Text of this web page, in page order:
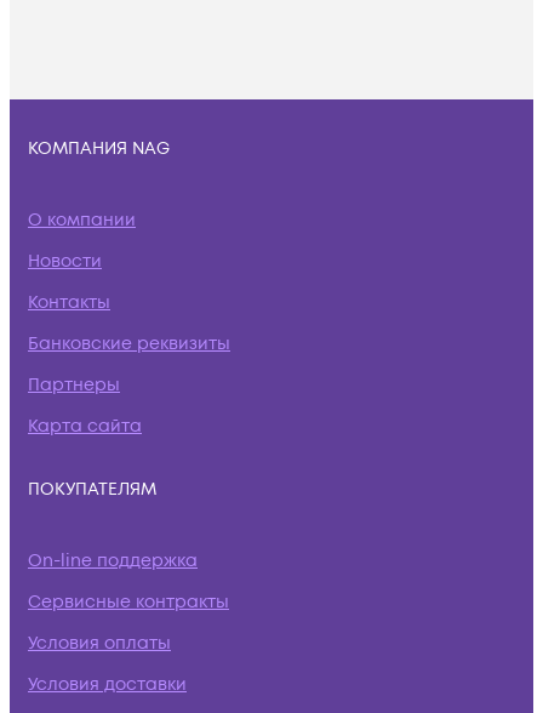
КОМПАНИЯ NAG
О компании
Новости
Контакты
Банковские реквизиты
Партнеры
Карта сайта
ПОКУПАТЕЛЯМ
On-line поддержка
Сервисные контракты
Условия оплаты
Условия доставки